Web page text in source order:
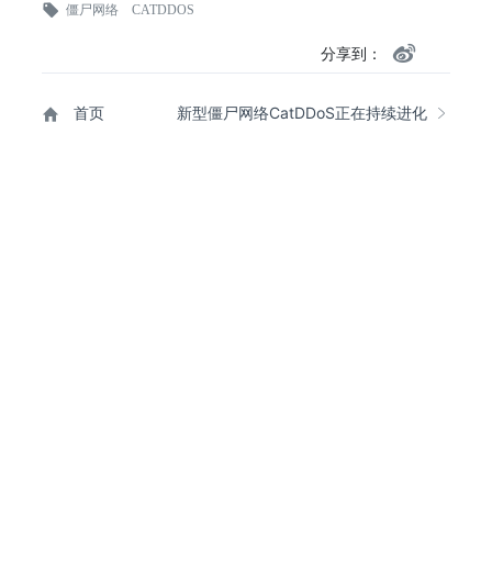
僵尸网络 CATDDOS
分享到：
首页 新型僵尸网络CatDDoS正在持续进化